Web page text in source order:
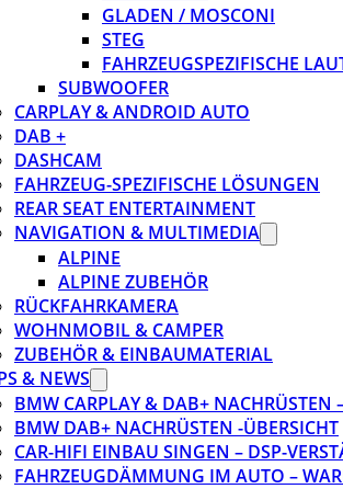
GLADEN / MOSCONI
STEG
FAHRZEUGSPEZIFISCHE
SUBWOOFER
CARPLAY & ANDROID AUTO
DAB +
DASHCAM
FAHRZEUG-SPEZIFISCHE LÖSUNGEN
REAR SEAT ENTERTAINMENT
NAVIGATION & MULTIMEDIA
ALPINE
ALPINE ZUBEHÖR
RÜCKFAHRKAMERA
WOHNMOBIL & CAMPER
ZUBEHÖR & EINBAUMATERIAL
& NEWS
BMW CARPLAY & DAB+ NACHRÜSTEN
BMW DAB+ NACHRÜSTEN -ÜBERSICHT
CAR-HIFI EINBAU SINGEN – DSP-
FAHRZEUGDÄMMUNG IM AUTO –